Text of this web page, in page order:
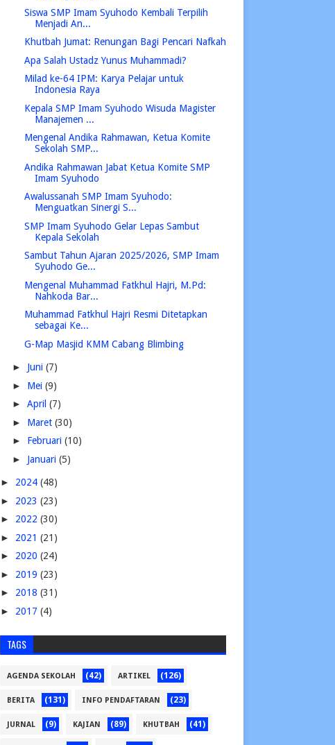
Siswa SMP Imam Syuhodo Kembali Terpilih
Menjadi An...
Khutbah Jumat: Renungan Bagi Pencari Nafkah
Apa Salah Ustadz Yunus Muhammadi?
Milad ke-64 IPM: Karya Pelajar untuk
Indonesia Raya
Kepala SMP Imam Syuhodo Wisuda Magister
Manajemen ...
Mengenal Andika Rahmawan, Ketua Komite
Sekolah SMP...
Andika Rahmawan Jabat Ketua Komite SMP
Imam Syuhodo
Awalussanah SMP Imam Syuhodo:
Menguatkan Sinergi S...
SMP Imam Syuhodo Gelar Lepas Sambut
Kepala Sekolah
Sambut Tahun Ajaran 2025/2026, SMP Imam
Syuhodo Ge...
Mengenal Muhammad Fatkhul Hajri, M.Pd:
Nahkoda Bar...
Muhammad Fatkhul Hajri Resmi Ditetapkan
sebagai Ke...
G-Map Masjid KMM Cabang Blimbing
► Juni (7)
► Mei (9)
► April (7)
► Maret (30)
► Februari (10)
► Januari (5)
► 2024 (48)
► 2023 (23)
► 2022 (30)
► 2021 (21)
► 2020 (24)
► 2019 (23)
► 2018 (31)
► 2017 (4)
TAGS
AGENDA SEKOLAH (42) ARTIKEL (126)
BERITA (131) INFO PENDAFTARAN (23)
JURNAL (9) KAJIAN (89) KHUTBAH (41)